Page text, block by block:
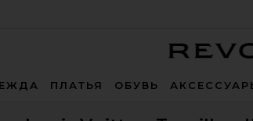
ПЛАТЬЯ ОБУВЬ